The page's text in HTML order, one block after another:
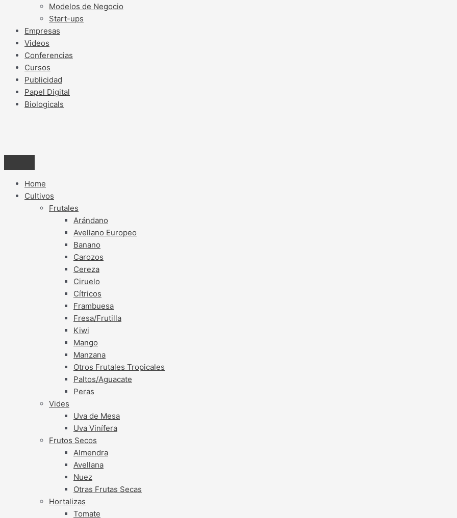
Modelos de Negocio
Start-ups
Empresas
Videos
Conferencias
Cursos
Publicidad
Papel Digital
Biologicals
Home
Cultivos
Frutales
Arándano
Avellano Europeo
Banano
Carozos
Cereza
Ciruelo
Cítricos
Frambuesa
Fresa/Frutilla
Kiwi
Mango
Manzana
Otros Frutales Tropicales
Paltos/Aguacate
Peras
Vides
Uva de Mesa
Uva Vinífera
Frutos Secos
Almendra
Avellana
Nuez
Otras Frutas Secas
Hortalizas
Tomate